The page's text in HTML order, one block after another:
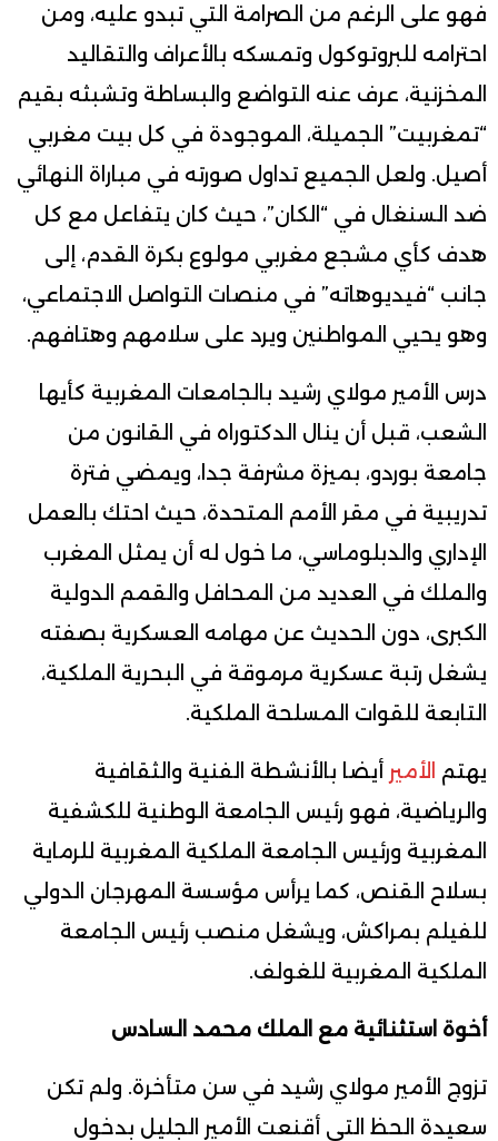
فهو على الرغم من الصرامة التي تبدو عليه، ومن
احترامه للبروتوكول وتمسكه بالأعراف والتقاليد
المخزنية، عرف عنه التواضع والبساطة وتشبثه بقيم
“تمغربيت” الجميلة، الموجودة في كل بيت مغربي
أصيل. ولعل الجميع تداول صورته في مباراة النهائي
ضد السنغال في “الكان”، حيث كان يتفاعل مع كل
هدف كأي مشجع مغربي مولوع بكرة القدم، إلى
جانب “فيديوهاته” في منصات التواصل الاجتماعي،
وهو يحيي المواطنين ويرد على سلامهم وهتافهم.
درس الأمير مولاي رشيد بالجامعات المغربية كأيها
الشعب، قبل أن ينال الدكتوراه في القانون من
جامعة بوردو، بميزة مشرفة جدا، ويمضي فترة
تدريبية في مقر الأمم المتحدة، حيث احتك بالعمل
الإداري والدبلوماسي، ما خول له أن يمثل المغرب
والملك في العديد من المحافل والقمم الدولية
الكبرى، دون الحديث عن مهامه العسكرية بصفته
يشغل رتبة عسكرية مرموقة في البحرية الملكية،
التابعة للقوات المسلحة الملكية.
يهتم الأمير أيضا بالأنشطة الفنية والثقافية
والرياضية، فهو رئيس الجامعة الوطنية للكشفية
المغربية ورئيس الجامعة الملكية المغربية للرماية
بسلاح القنص، كما يرأس مؤسسة المهرجان الدولي
للفيلم بمراكش، ويشغل منصب رئيس الجامعة
الملكية المغربية للغولف.
أخوة استثنائية مع الملك محمد السادس
تزوج الأمير مولاي رشيد في سن متأخرة. ولم تكن
سعيدة الحظ التي أقنعت الأمير الجليل بدخول